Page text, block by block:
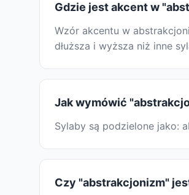
Gdzie jest akcent w
Wzór akcentu w
dłuższa i wyższa niż inne
Jak wymówić
Sylaby są podzielone jako:
Czy "abstrakcjonizm"